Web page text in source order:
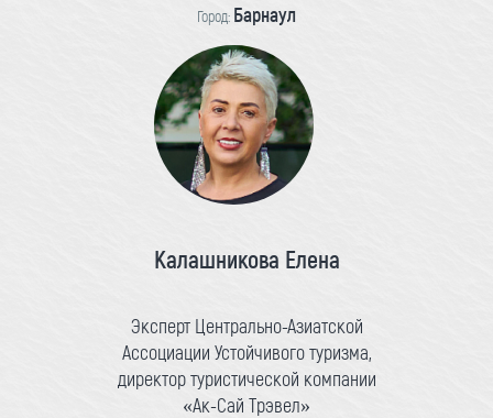
Город: Барнаул
Калашникова Елена
Эксперт Центрально-Азиатской
Ассоциации Устойчивого туризма,
директор туристической компании
«Ак-Сай Трэвел»